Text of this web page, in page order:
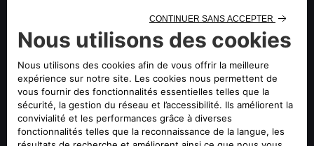
de retourner le véhicule dans les 14 jours
suivant la livraison.
CONFIGUREZ ET COMMANDEZ